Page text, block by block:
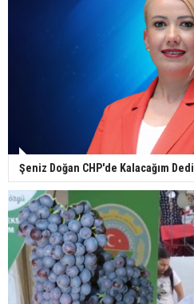
Şeniz Doğan CHP'de Kalacağım Dedi